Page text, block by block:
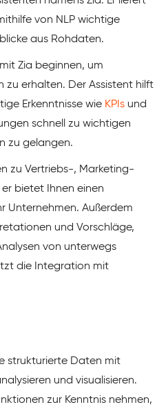
von NLP wichtige
aus Rohdaten.
Zia beginnen, um
zu erhalten. Der Assistent hilft
Erkenntnisse wie KPIs und
schnell zu wichtigen
zu gelangen.
zu Vertriebs-, Marketing-
bietet Ihnen einen
Unternehmen. Außerdem
und Vorschläge,
von unterwegs
die Integration mit
strukturierte Daten mit
und visualisieren.
zur Kenntnis nehmen,